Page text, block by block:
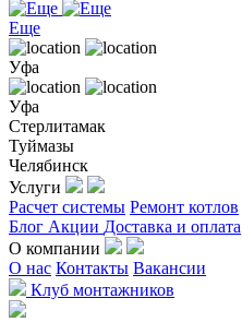
Еще
Уфа
Уфа
Стерлитамак
Туймазы
Челябинск
Услуги
Расчет системы Ремонт котлов
Блог Акции Доставка и оплата
О компании
О нас Контакты Вакансии
Клуб монтажников